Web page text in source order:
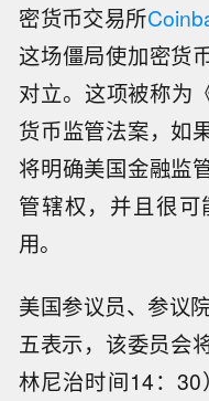
密货币交易所
这场僵局使加密货
对立。这项被称为
货币监管法案，如
将明确美国金融监
管辖权，并且很
用。
美国参议员、参议
五表示，该委员会
林尼治时间14：